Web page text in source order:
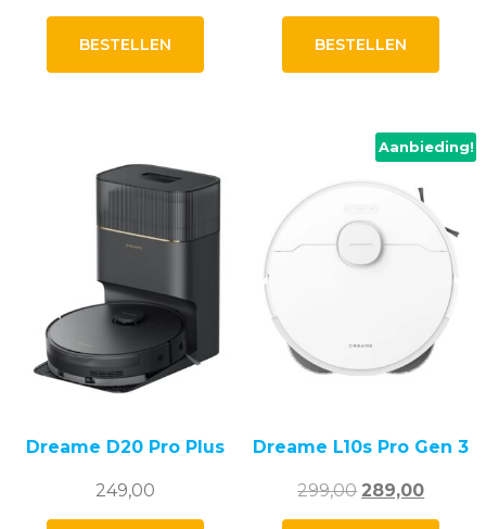
BESTELLEN BESTELLEN
Dreame D20 Pro Plus
249,00
Aanbieding!
Dreame L10s Pro Gen 3
299,00
prijs
289,00
prijs